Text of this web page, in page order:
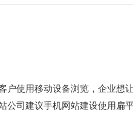
户使用移动设备浏览，企业
公司建议手机网站建设使用